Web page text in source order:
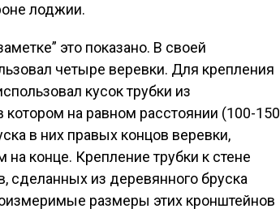
лоджии.
это показано. В своей
четыре веревки. Для крепления
кусок трубки из
на равном расстоянии (100-150
в них правых концов веревки,
на конце. Крепление трубки к стене
из деревянного бруска
размеры этих кронштейнов